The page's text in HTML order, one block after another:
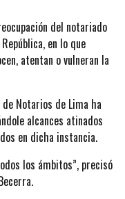
del notariado
en lo que
atentan o vulneran la
Notarios de Lima ha
alcances atinados
en dicha instancia.
los ámbitos”, precisó